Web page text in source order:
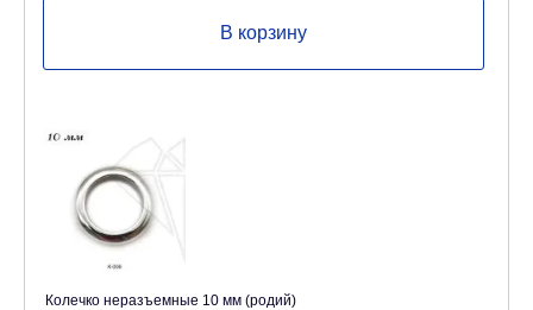
В корзину
Колечко неразъемные 10 мм (родий)